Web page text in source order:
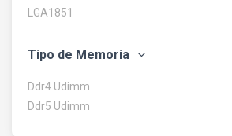
LGA1851
Tipo de Memoria
Ddr4 Udimm
Ddr5 Udimm